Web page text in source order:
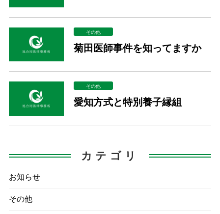
その他
菊田医師事件を知ってますか
その他
愛知方式と特別養子縁組
カテゴリ
お知らせ
その他